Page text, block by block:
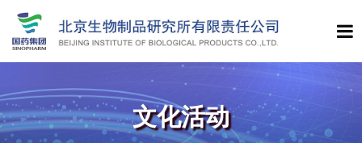
文化活动